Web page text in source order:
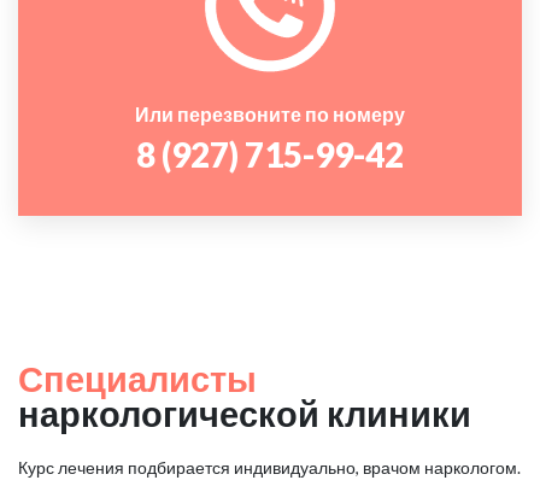
Или перезвоните по номеру
8 (927) 715-99-42
Специалисты
наркологической клиники
Курс лечения подбирается индивидуально, врачом наркологом.